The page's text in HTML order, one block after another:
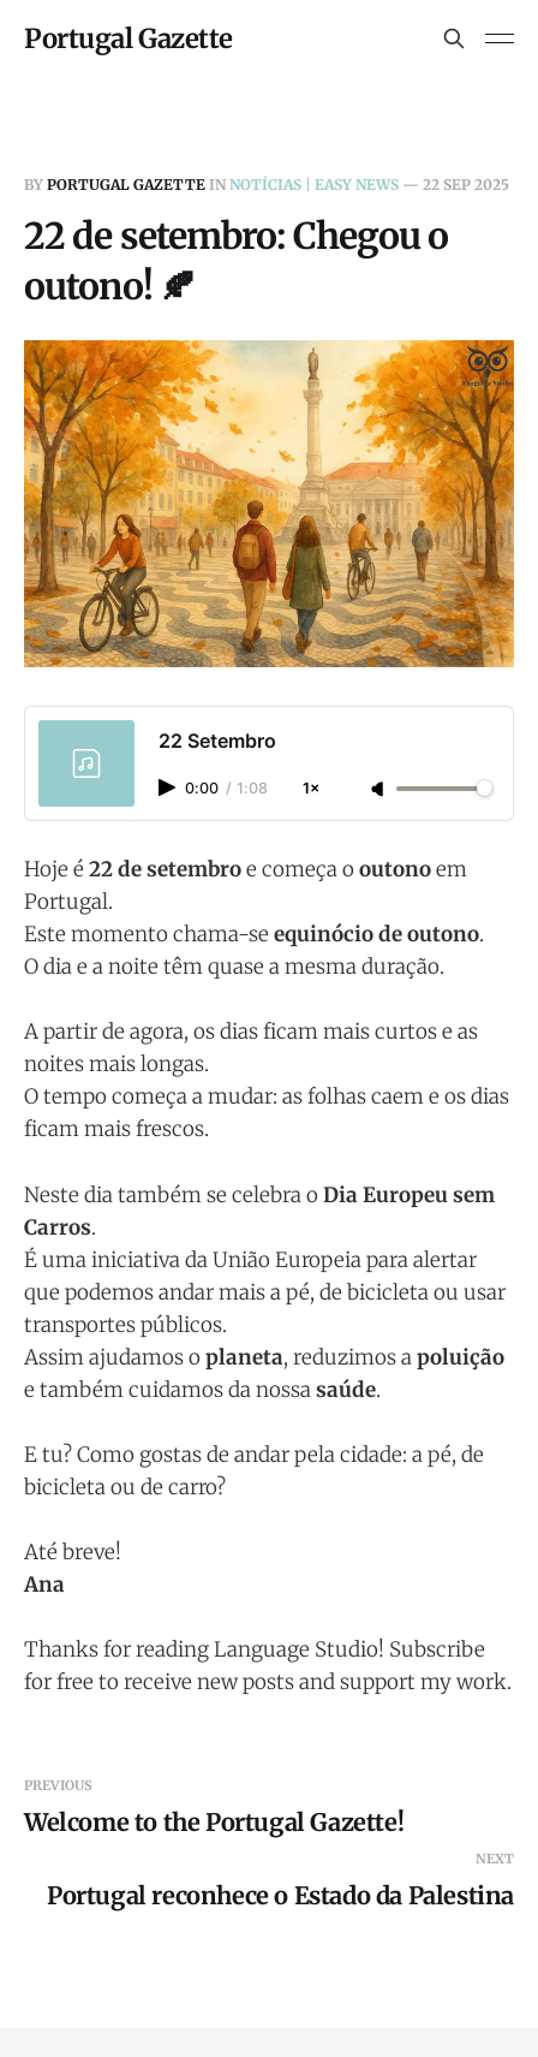
Portugal Gazette
BY PORTUGAL GAZETTE IN NOTÍCIAS | EASY NEWS — 22 SEP 2025
22 de setembro: Chegou o
outono! 🍂
22 Setembro
0:00 / 1:08 1×
Hoje é 22 de setembroe começa ooutonoem
Portugal.
Este momento chama-se equinócio de outono.
O dia e a noite têm quase a mesma duração.
A partir de agora, os dias ficam mais curtos e as
noites mais longas.
O tempo começa a mudar: as folhas caem e os dias
ficam mais frescos.
Neste dia também se celebra oDia Europeu sem
Carros.
É uma iniciativa da União Europeia para alertar
que podemos andar mais a pé, de bicicleta ou usar
transportes públicos.
Assim ajudamos oplaneta, reduzimos apoluição
e também cuidamos da nossasaúde.
E tu? Como gostas de andar pela cidade: a pé, de
bicicleta ou de carro?
Até breve!
Ana
Thanks for reading Language Studio! Subscribe
for free to receive new posts and support my work.
PREVIOUS
Welcome to the Portugal Gazette!
NEXT
Portugal reconhece o Estado da Palestina